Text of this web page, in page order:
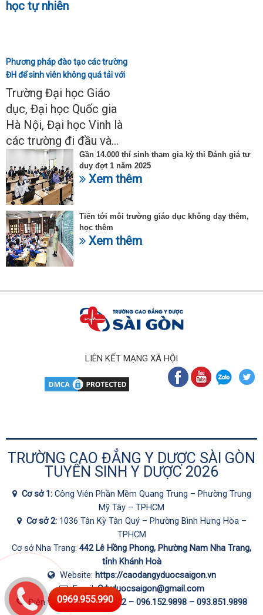
Phương pháp đào tạo các trường
ĐH để sinh viên không quá tải với
ngành Sư phạm Khoa học tự
nhiên
Trường Đại học Giáo
dục, Đại học Quốc gia
Hà Nội, Đại học Vinh là
các trường đi đầu và...
Gần 14.000 thí sinh tham gia kỳ thi Đánh giá tư
duy đợt 1 năm 2025
Xem thêm
Tiến tới môi trường giáo dục không dạy thêm,
học thêm
Xem thêm
LIÊN KẾT MẠNG XÃ HỘI
TRƯỜNG CAO ĐẲNG Y DƯỢC SÀI GÒN
TUYỂN SINH Y DƯỢC 2026
Cơ sở 1: Công Viên Phần Mềm Quang Trung – Phường Trung
Mỹ Tây – TPHCM
Cơ sở 2: 1036 Tân Kỳ Tân Quý – Phường Bình Hưng Hòa –
TPHCM
Cơ sở Nha Trang: 442 Lê Hồng Phong, Phường Nam Nha Trang,
tỉnh Khánh Hoà
Website: https://caodangyduocsaigon.vn
Email:Cdyduocsaigon@gmail.com
Điện thoại:0287.1060.222 – 096.152.9898– 093.851.9898
0969.955.990